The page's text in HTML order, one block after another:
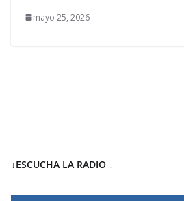
mayo 25, 2026
↓ESCUCHA LA RADIO ↓